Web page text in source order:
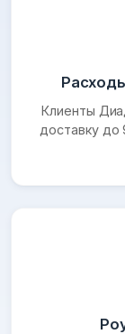
Клиенты
доставку до